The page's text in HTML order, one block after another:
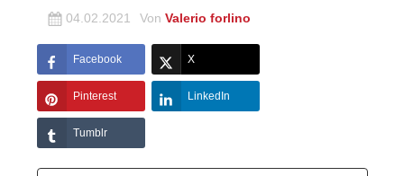
04.02.2021 Von Valerio forlino
Facebook X
Pinterest LinkedIn
Tumblr